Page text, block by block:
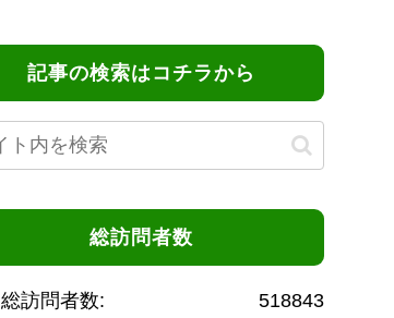
記事の検索はコチラから
総訪問者数
518843
総訪問者数: